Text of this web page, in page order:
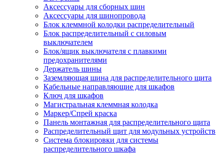
Аксессуары для сборных шин
Аксессуары для шинопровода
Блок клеммной колодки распределительный
Блок распределительный с силовым
выключателем
Блок/ящик выключателя с плавкими
предохранителями
Держатель шины
Заземляющая шина для распределительного щита
Кабельные направляющие для шкафов
Ключ для шкафов
Магистральная клеммная колодка
Маркер/Спрей краска
Панель монтажная для распределительного щита
Распределительный щит для модульных устройств
Система блокировки для системы
распределительного шкафа